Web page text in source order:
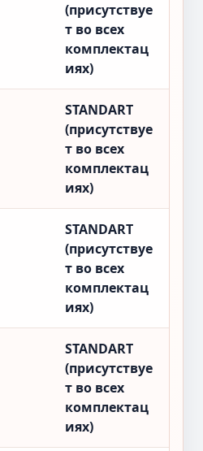
(присутствуе
т во всех
комплектац
иях)
STANDART
(присутствуе
т во всех
комплектац
иях)
STANDART
(присутствуе
т во всех
комплектац
иях)
STANDART
(присутствуе
т во всех
комплектац
иях)